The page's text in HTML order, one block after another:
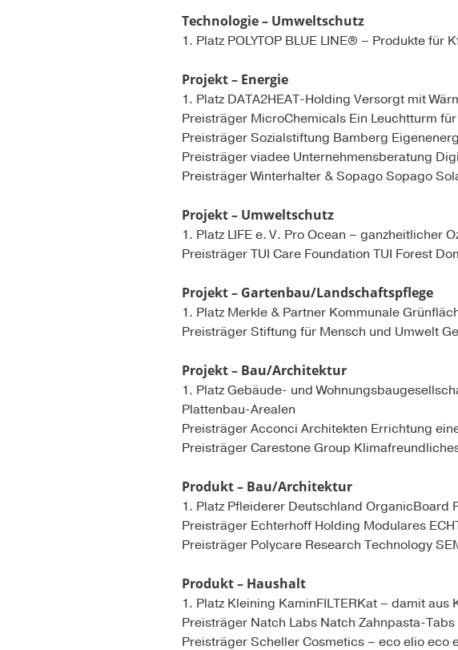
Technologie – Umweltschutz
1. Platz POLYTOP BLUE LINE® – Produkte für
Projekt – Energie
1. Platz DATA2HEAT-Holding Versorgt mit
Preisträger MicroChemicals Ein Leuchtturm
Preisträger Sozialstiftung Bamberg
Preisträger viadee Unternehmensberatung
Preisträger Winterhalter & Sopago Sopago
Projekt – Umweltschutz
1. Platz LIFE e. V. Pro Ocean – ganzheitlicher
Preisträger TUI Care Foundation TUI Forest
Projekt – Gartenbau/Landschaftspflege
1. Platz Merkle & Partner Kommunale
Preisträger Stiftung für Mensch und Umwelt
Projekt – Bau/Architektur
1. Platz Gebäude- und
Plattenbau-Arealen
Preisträger Acconci Architekten Errichtung
Preisträger Carestone Group
Produkt – Bau/Architektur
1. Platz Pfleiderer Deutschland OrganicBoard
Preisträger Echterhoff Holding Modulares
Preisträger Polycare Research Technology
Produkt – Haushalt
1. Platz Kleining KaminFILTERKat – damit
Preisträger Natch Labs Natch Zahnpasta-Tabs
Preisträger Scheller Cosmetics – eco elio eco